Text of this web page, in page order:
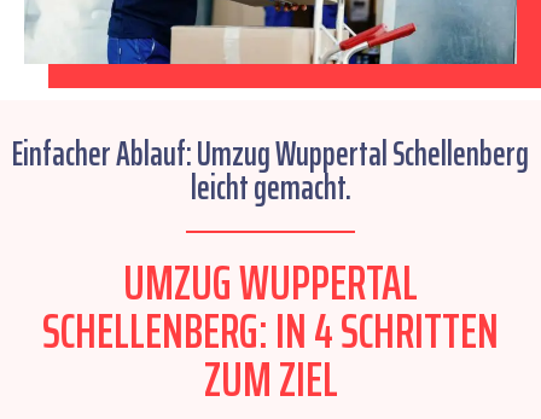
Einfacher Ablauf: Umzug Wuppertal Schellenberg
leicht gemacht.
UMZUG WUPPERTAL
SCHELLENBERG: IN 4 SCHRITTEN
ZUM ZIEL